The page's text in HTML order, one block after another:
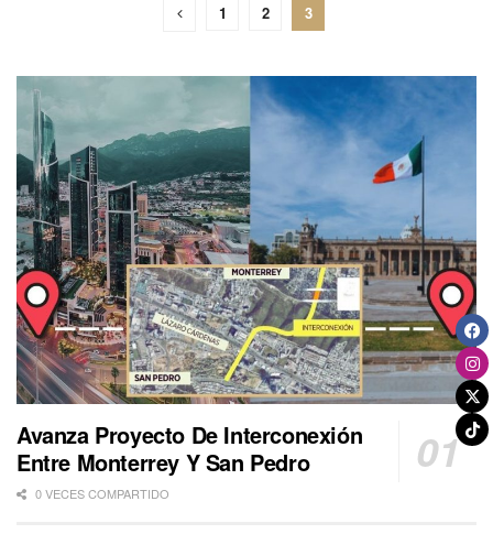
1 2 3
Avanza Proyecto De Interconexión
Entre Monterrey Y San Pedro
0 VECES COMPARTIDO